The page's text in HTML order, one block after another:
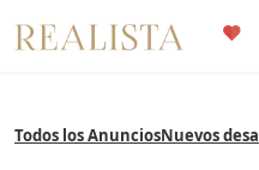
Todos los Anuncios Nuevos